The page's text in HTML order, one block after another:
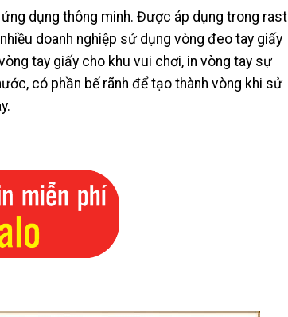
dụng thông minh. Được áp dụng trong rast
doanh nghiệp sử dụng vòng đeo tay giấy
tay giấy cho khu vui chơi, in vòng tay sự
có phần bế rãnh để tạo thành vòng khi sử